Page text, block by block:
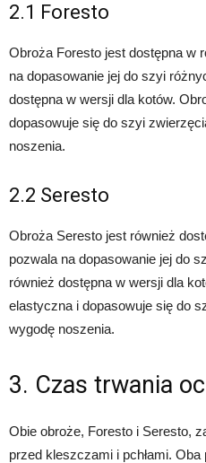
2.1 Foresto
Obroża Foresto jest dostępna w
na dopasowanie jej do szyi
dostępna w wersji dla kotów.
dopasowuje się do szyi
noszenia.
2.2 Seresto
Obroża Seresto jest również
pozwala na dopasowanie jej do
również dostępna w wersji dla
elastyczna i dopasowuje się do
wygodę noszenia.
3. Czas trwania
Obie obroże, Foresto i Seresto,
przed kleszczami i pchłami.